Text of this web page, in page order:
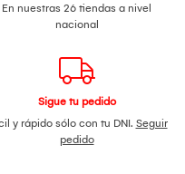
En nuestras 26 tiendas a nivel
nacional
Sigue tu pedido
y rápido sólo con tu DNI. Seguir
pedido